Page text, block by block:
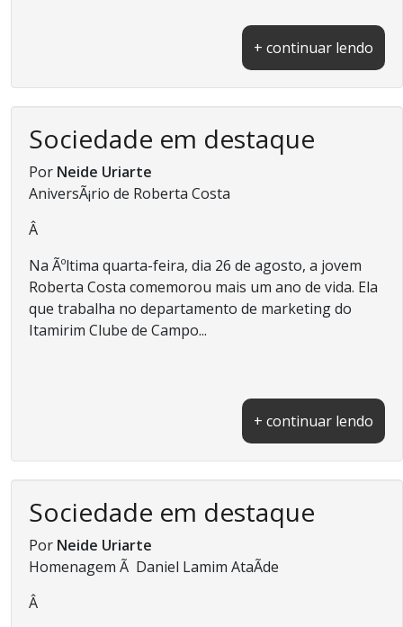
+ continuar lendo
Sociedade em destaque
Por Neide Uriarte
AniversÃ¡rio de Roberta Costa
Â
Na Ãºltima quarta-feira, dia 26 de agosto, a jovem
Roberta Costa comemorou mais um ano de vida. Ela
que trabalha no departamento de marketing do
Itamirim Clube de Campo...
+ continuar lendo
Sociedade em destaque
Por Neide Uriarte
Homenagem Ã Daniel Lamim AtaÃ­de
Â